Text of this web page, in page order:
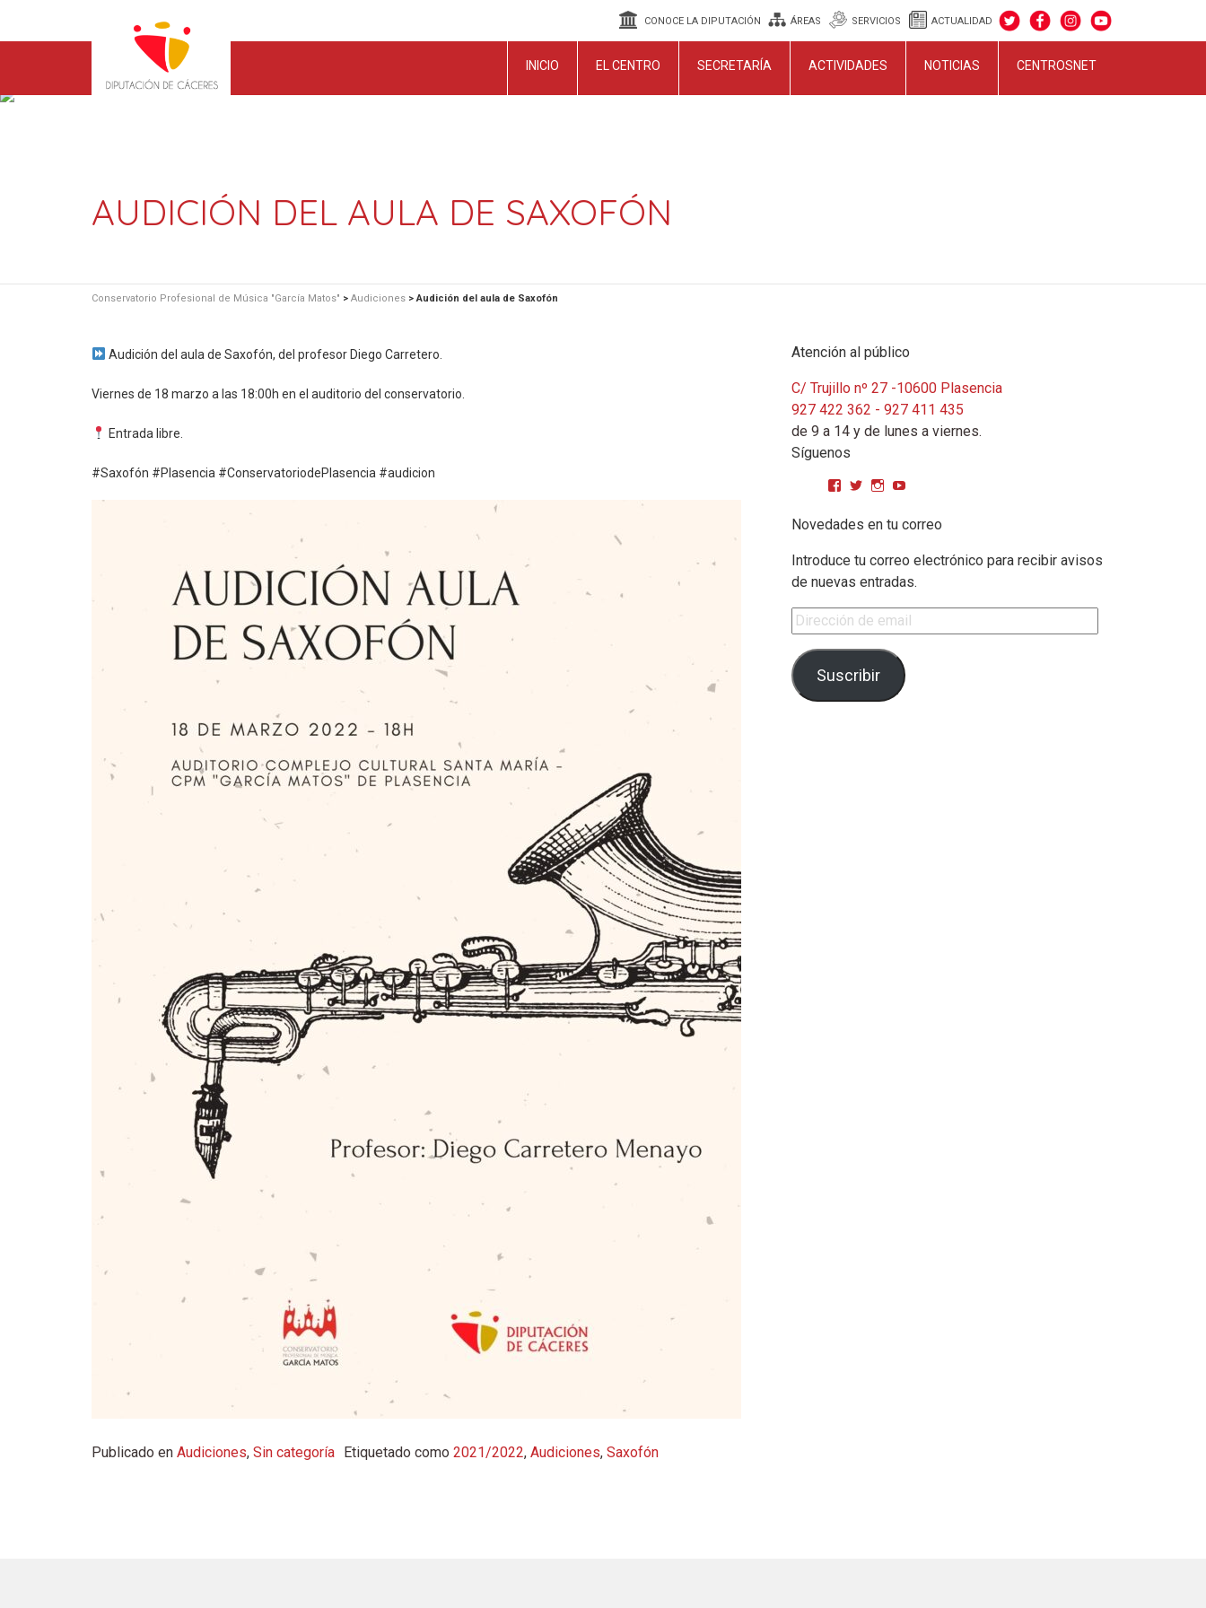
CONOCE LA DIPUTACIÓN ÁREAS SERVICIOS ACTUALIDAD
INICIO EL CENTRO SECRETARÍA ACTIVIDADES NOTICIAS CENTROSNET
AUDICIÓN DEL AULA DE SAXOFÓN
Conservatorio Profesional de Música "García Matos" > Audiciones >Audición del aula de Saxofón
Audición del aula de Saxofón, del profesor Diego Carretero.
Viernes de 18 marzo a las 18:00h en el auditorio del conservatorio.
Entrada libre.
#Saxofón #Plasencia #ConservatoriodePlasencia #audicion
Publicado en Audiciones, Sin categoría Etiquetado como 2021/2022, Audiciones, Saxofón
Atención al público
C/ Trujillo nº 27 -10600 Plasencia
927 422 362 - 927 411 435
de 9 a 14 y de lunes a viernes.
Síguenos
Ver perfil de CPMGarciaMatos en Facebook
Ver perfil de cpmgarciamatos en Twitter
Ver perfil de cpmgarciamatos en Instagram
Novedades en tu correo
Introduce tu correo electrónico para recibir avisos
de nuevas entradas.
Dirección de email
Suscribir